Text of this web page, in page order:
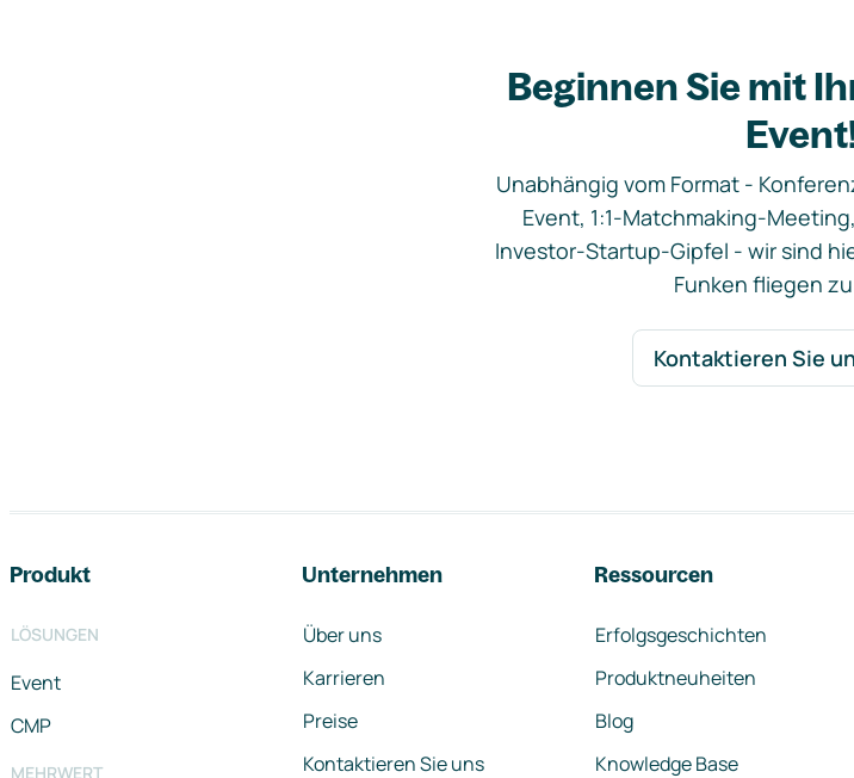
Beginnen Sie mit
Unabhängig vom Format -
Event, 1:1-Matchmaking-
Investor-Startup-Gipfel - wir sind
Funken fliegen
Kontaktieren Sie
Produkt
LÖSUNGEN
Event
CMP
MEHRWERT
Unternehmen
Über uns
Karrieren
Preise
Kontaktieren Sie uns
Ressourcen
Erfolgsgeschichten
Produktneuheiten
Blog
Knowledge Base